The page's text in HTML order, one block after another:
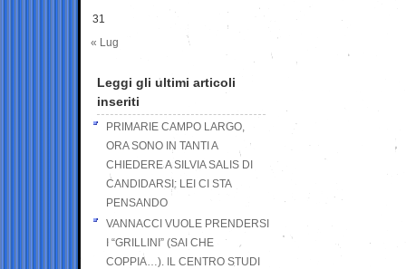
31
« Lug
Leggi gli ultimi articoli
inseriti
PRIMARIE CAMPO LARGO,
ORA SONO IN TANTI A
CHIEDERE A SILVIA SALIS DI
CANDIDARSI: LEI CI STA
PENSANDO
VANNACCI VUOLE PRENDERSI
I “GRILLINI” (SAI CHE
COPPIA…). IL CENTRO STUDI